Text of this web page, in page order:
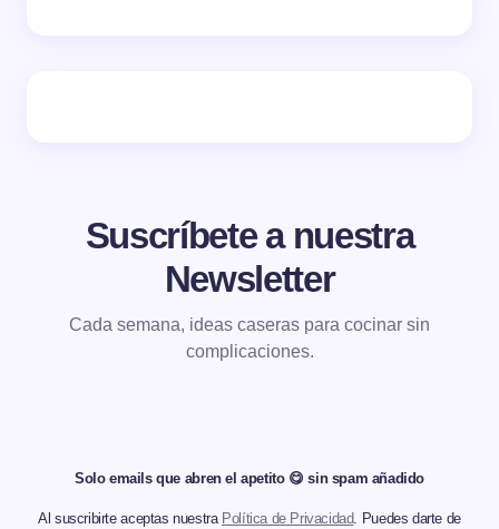
Suscríbete a nuestra
Newsletter
Cada semana, ideas caseras para cocinar sin
complicaciones.
Solo emails que abren el apetito 😋 sin spam añadido
Al suscribirte aceptas nuestra Política de Privacidad. Puedes darte de